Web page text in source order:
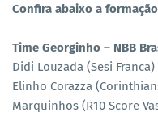
Confira abaixo a
Time Georginho – NBB
Didi Louzada (Sesi
Elinho Corazza
Marquinhos (R10 Score